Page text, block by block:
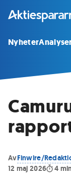
Nyheter
AvFinwire/
12 maj 2026
4